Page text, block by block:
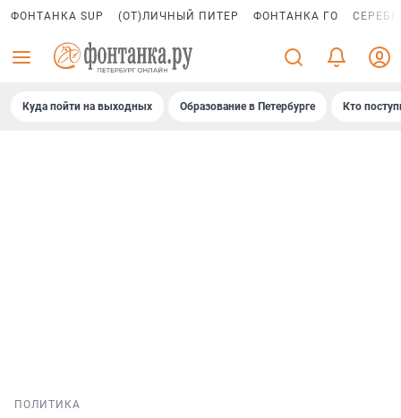
ФОНТАНКА SUP (ОТ)ЛИЧНЫЙ ПИТЕР ФОНТАНКА ГО
Куда пойти на выходных Образование в Петербурге Кто
ПОЛИТИКА